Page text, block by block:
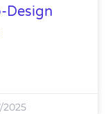
Design
2025